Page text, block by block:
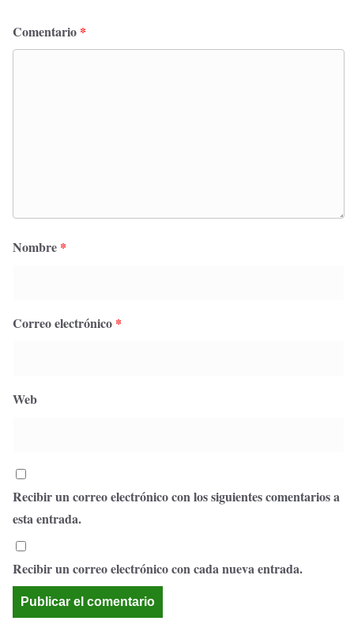
Comentario *
Nombre *
Correo electrónico *
Web
Recibir un correo electrónico con los siguientes comentarios a
esta entrada.
Recibir un correo electrónico con cada nueva entrada.